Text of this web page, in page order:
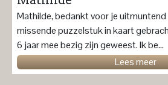
Mathilde, bedankt voor je
missende puzzelstuk in kaart
6 jaar mee bezig zijn geweest. Ik be...
Lees meer